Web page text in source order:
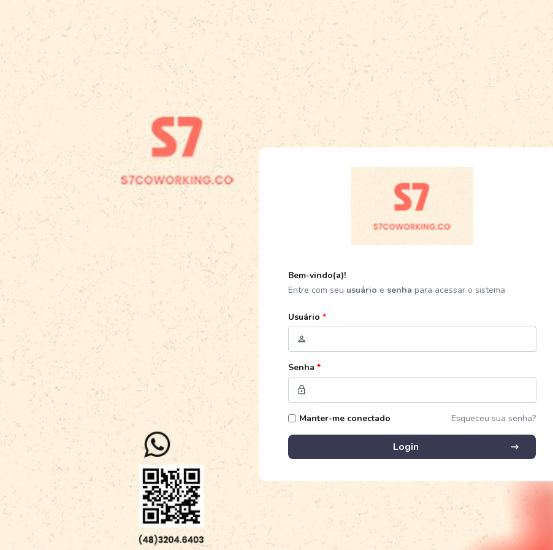
Bem-vindo(a)!
Entre com seu usuário e senha para acessar o sistema
Usuário *
person
Senha *
lock
Manter-me conectado Esqueceu sua senha?
Login arrow_right_alt